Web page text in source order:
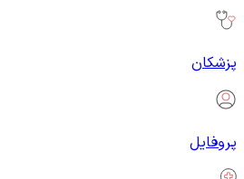
پزشکان
پروفایل